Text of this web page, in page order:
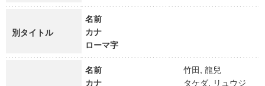
別タイトル
名前
カナ
ローマ字
名前
竹田, 龍兒
カナ
タケダ, リュウジ